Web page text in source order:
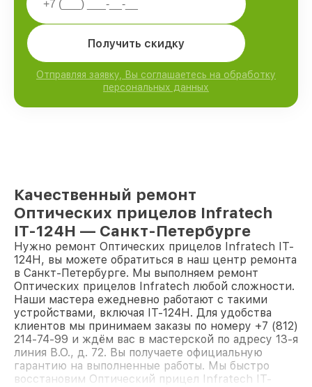
Получить скидку
Отправляя заявку, Вы соглашаетесь на обработку
персональных данных
Качественный ремонт
Оптических прицелов Infratech
IT-124Н — Санкт-Петербурге
Нужно ремонт Оптических прицелов Infratech IT-
124Н, вы можете обратиться в наш центр ремонта
в Санкт-Петербурге. Мы выполняем ремонт
Оптических прицелов Infratech любой сложности.
Наши мастера ежедневно работают с такими
устройствами, включая IT-124Н. Для удобства
клиентов мы принимаем заказы по номеру +7 (812)
214-74-99 и ждём вас в мастерской по адресу 13-я
линия В.О., д. 72. Вы получаете официальную
гарантию на выполненные работы. Мы быстро
восстановим Оптический прицел Infratech IT-